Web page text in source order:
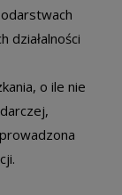
działalności
o ile nie